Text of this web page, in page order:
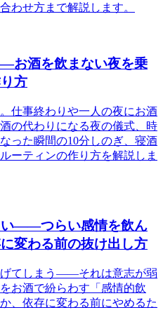
わせ方まで解説します。
お酒を飲まない夜を乗
方
仕事終わりや一人の夜にお酒
の代わりになる夜の儀式、時
った瞬間の10分しのぎ、寝酒
ーティンの作り方を解説しま
い——つらい感情を飲ん
変わる前の抜け出し方
てしまう——それは意志が弱
お酒で紛らわす「感情的飲
、依存に変わる前にやめるた